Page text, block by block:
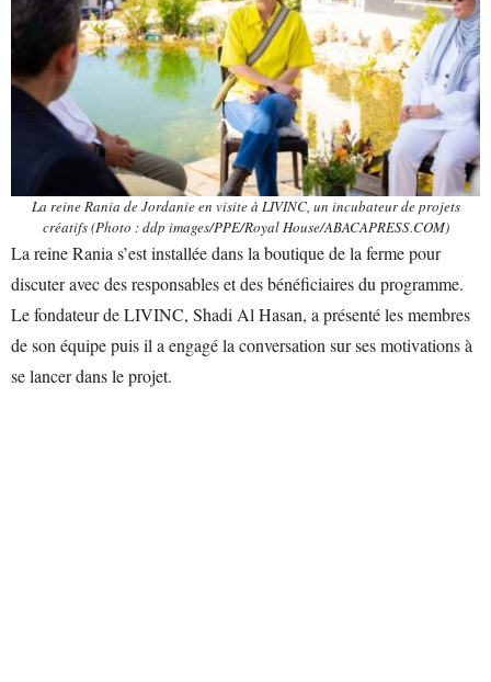
La reine Rania de Jordanie en visite à LIVINC, un incubateur de projets
créatifs (Photo : ddp images/PPE/Royal House/ABACAPRESS.COM)
La reine Rania s’est installée dans la boutique de la ferme pour
discuter avec des responsables et des bénéficiaires du programme.
Le fondateur de LIVINC, Shadi Al Hasan, a présenté les membres
de son équipe puis il a engagé la conversation sur ses motivations à
se lancer dans le projet.